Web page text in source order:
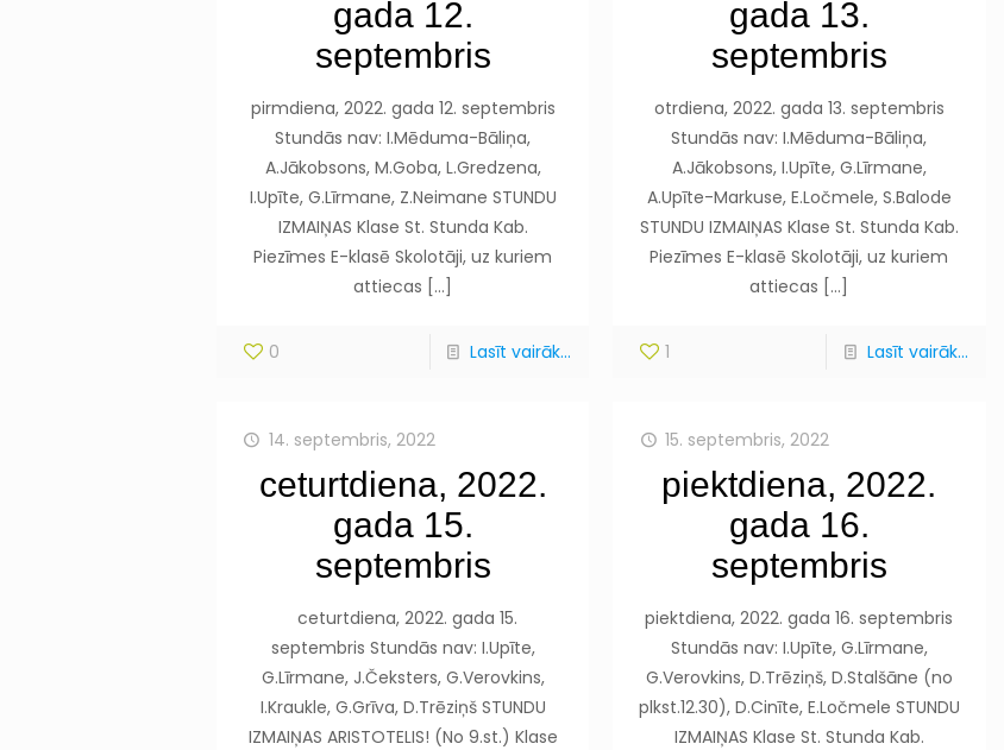
gada 12.
septembris
pirmdiena, 2022. gada 12. septembris
Stundās nav: I.Mēduma-Bāliņa,
A.Jākobsons, M.Goba, L.Gredzena,
I.Upīte, G.Līrmane, Z.Neimane STUNDU
IZMAIŅAS Klase St. Stunda Kab.
Piezīmes E-klasē Skolotāji, uz kuriem
attiecas […]
0 Lasīt vairāk...
gada 13.
septembris
otrdiena, 2022. gada 13. septembris
Stundās nav: I.Mēduma-Bāliņa,
A.Jākobsons, I.Upīte, G.Līrmane,
A.Upīte-Markuse, E.Ločmele, S.Balode
STUNDU IZMAIŅAS Klase St. Stunda Kab.
Piezīmes E-klasē Skolotāji, uz kuriem
attiecas […]
1 Lasīt vairāk...
14. septembris, 2022
ceturtdiena, 2022.
gada 15.
septembris
ceturtdiena, 2022. gada 15.
septembris Stundās nav: I.Upīte,
G.Līrmane, J.Čeksters, G.Verovkins,
I.Kraukle, G.Grīva, D.Trēziņš STUNDU
IZMAIŅAS ARISTOTELIS! (No 9.st.) Klase
15. septembris, 2022
piektdiena, 2022.
gada 16.
septembris
piektdiena, 2022. gada 16. septembris
Stundās nav: I.Upīte, G.Līrmane,
G.Verovkins, D.Trēziņš, D.Stalšāne (no
plkst.12.30), D.Cinīte, E.Ločmele STUNDU
IZMAIŅAS Klase St. Stunda Kab.